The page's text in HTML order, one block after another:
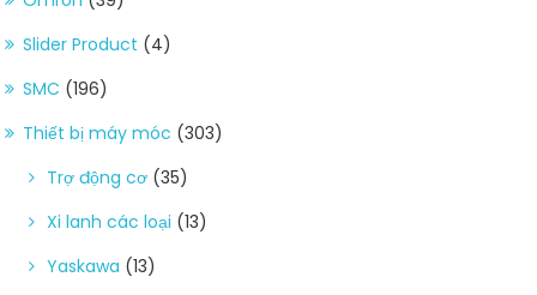
Slider Product (4)
SMC (196)
Thiết bị máy móc (303)
Trợ động cơ (35)
Xi lanh các loại (13)
Yaskawa (13)